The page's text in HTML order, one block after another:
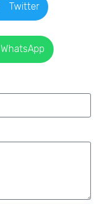
Twitter
WhatsApp